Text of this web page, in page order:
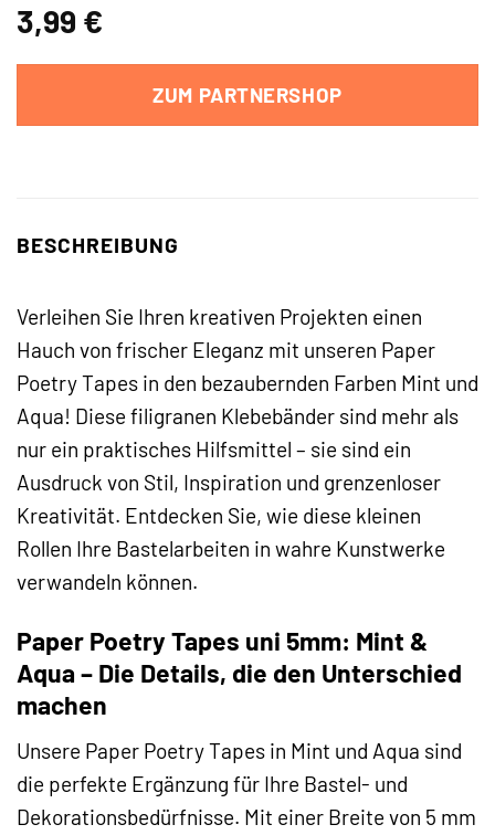
3,99 €
ZUM PARTNERSHOP
BESCHREIBUNG
Verleihen Sie Ihren kreativen Projekten einen
Hauch von frischer Eleganz mit unseren Paper
Poetry Tapes in den bezaubernden Farben Mint und
Aqua! Diese filigranen Klebebänder sind mehr als
nur ein praktisches Hilfsmittel – sie sind ein
Ausdruck von Stil, Inspiration und grenzenloser
Kreativität. Entdecken Sie, wie diese kleinen
Rollen Ihre Bastelarbeiten in wahre Kunstwerke
verwandeln können.
Paper Poetry Tapes uni 5mm: Mint &
Aqua – Die Details, die den Unterschied
machen
Unsere Paper Poetry Tapes in Mint und Aqua sind
die perfekte Ergänzung für Ihre Bastel- und
Dekorationsbedürfnisse. Mit einer Breite von 5 mm